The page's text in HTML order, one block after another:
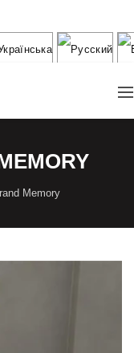
Memory